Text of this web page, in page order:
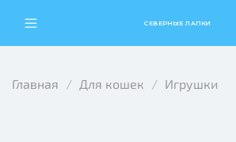
СЕВЕРНЫЕ ЛАПКИ
Главная Для кошек Игрушки